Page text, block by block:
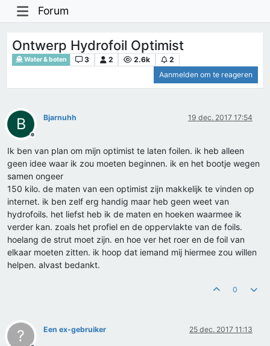
Forum
Ontwerp Hydrofoil Optimist
Water & boten 3 2 2.6k
2
Aanmelden om te reageren
B
Offline
Bjarnuhh 19 dec. 2017 17:54
Ik ben van plan om mijn optimist te laten foilen. ik heb alleen
geen idee waar ik zou moeten beginnen. ik en het bootje wegen
samen ongeer
150 kilo. de maten van een optimist zijn makkelijk te vinden op
internet. ik ben zelf erg handig maar heb geen weet van
hydrofoils. het liefst heb ik de maten en hoeken waarmee ik
verder kan. zoals het profiel en de oppervlakte van de foils.
hoelang de strut moet zijn. en hoe ver het roer en de foil van
elkaar moeten zitten. ik hoop dat iemand mij hiermee zou willen
helpen. alvast bedankt.
0
? Een ex-gebruiker 25 dec. 2017 11:13